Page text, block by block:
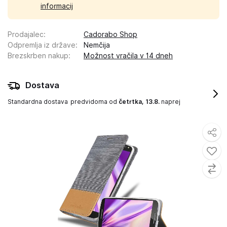
informacij
Prodajalec:
Cadorabo Shop
Odpremlja iz države:
Nemčija
Brezskrben nakup: Možnost vračila v 14 dneh
Dostava
Standardna dostava predvidoma od četrtka, 13.8. naprej